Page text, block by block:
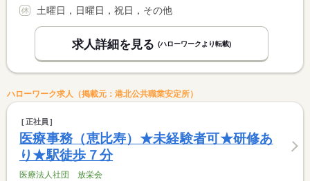
土曜日，日曜日，祝日，その他
求人詳細を見る (ハローワークより転載)
ハローワーク求人（掲載元：港北公共職業安定所）
正社員
医療事務（恵比寿）★未経験者可★研修あ
り★駅徒歩７分
医療法人社団 放栄会